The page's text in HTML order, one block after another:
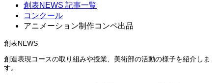
創表NEWS 記事一覧
コンクール
アニメーション制作コンペ出品
創表NEWS
創造表現コースの取り組みや授業、美術部の活動の様子を紹介しま
す。